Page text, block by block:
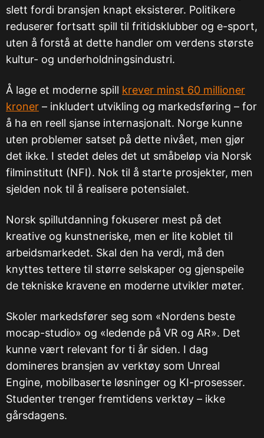
slett fordi bransjen knapt eksisterer. Politikere
reduserer fortsatt spill til fritidsklubber og e-sport,
uten å forstå at dette handler om verdens største
kultur- og underholdningsindustri.
Å lage et moderne spill krever minst 60 millioner
kroner – inkludert utvikling og markedsføring – for
å ha en reell sjanse internasjonalt. Norge kunne
uten problemer satset på dette nivået, men gjør
det ikke. I stedet deles det ut småbeløp via Norsk
filminstitutt (NFI). Nok til å starte prosjekter, men
sjelden nok til å realisere potensialet.
Norsk spillutdanning fokuserer mest på det
kreative og kunstneriske, men er lite koblet til
arbeidsmarkedet. Skal den ha verdi, må den
knyttes tettere til større selskaper og gjenspeile
de tekniske kravene en moderne utvikler møter.
Skoler markedsfører seg som «Nordens beste
mocap-studio» og «ledende på VR og AR». Det
kunne vært relevant for ti år siden. I dag
domineres bransjen av verktøy som Unreal
Engine, mobilbaserte løsninger og KI-prosesser.
Studenter trenger fremtidens verktøy – ikke
gårsdagens.